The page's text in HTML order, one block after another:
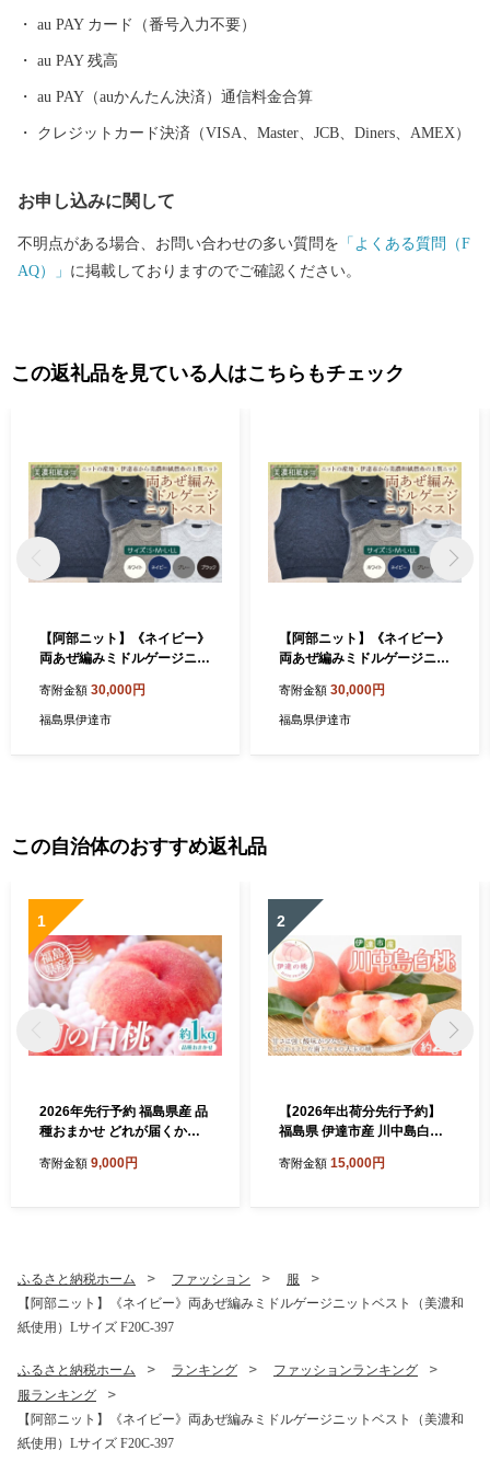
au PAY カード（番号入力不要）
au PAY 残高
au PAY（auかんたん決済）通信料金合算
クレジットカード決済（VISA、Master、JCB、Diners、AMEX）
お申し込みに関して
不明点がある場合、お問い合わせの多い質問を 「よくある質問（F
AQ）」 に掲載しておりますのでご確認ください。
この返礼品を見ている人はこちらもチェック
【阿部ニット】《ネイビー》
両あぜ編みミドルゲージニッ
サイズ F20C-395
寄附金額 30,000円
福島県伊達市
【阿部ニット】《ネイビー》
両あぜ編みミドルゲージニッ
サイズ F20C-396
寄附金額 30,000円
福島県伊達市
この自治体のおすすめ返礼品
1
2026年先行予約 福島県産 品
種おまかせ どれが届くかお
量限定 期間限定 桃 もも モモ
寄附金額 9,000円
2
【2026年出荷分先行予約】
福島県 伊達市産 川中島白桃
株式会社 伊達の桃 桃 フルー
寄附金額 15,000円
ふるさと納税ホーム ファッション
服
【阿部ニット】《ネイビー》両あぜ編みミドルゲージニットベスト（美濃和
紙使用）Lサイズ F20C-397
ふるさと納税ホーム ランキング
ファッションランキング
服ランキング
【阿部ニット】《ネイビー》両あぜ編みミドルゲージニットベスト（美濃和
紙使用）Lサイズ F20C-397